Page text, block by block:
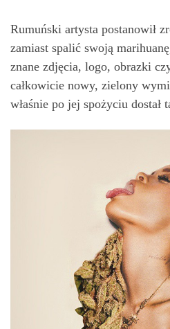
Rumuński artysta postanowił
zamiast spalić swoją
znane zdjęcia, logo, obrazki
całkowicie nowy, zielony
właśnie po jej spożyciu dostał